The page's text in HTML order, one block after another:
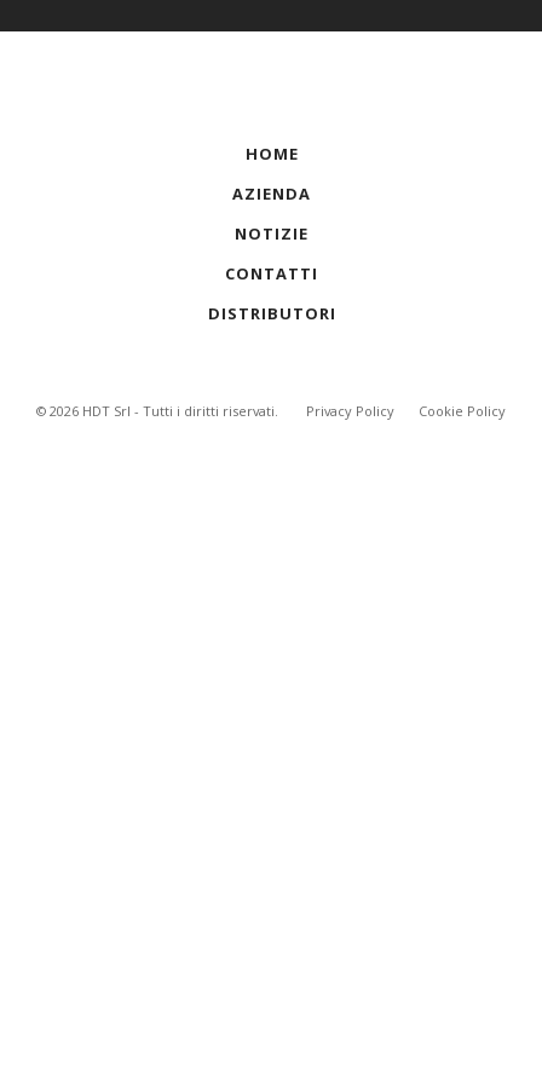
HOME
AZIENDA
NOTIZIE
CONTATTI
DISTRIBUTORI
© 2026HDT Srl - Tutti i diritti riservati. Privacy Policy Cookie Policy